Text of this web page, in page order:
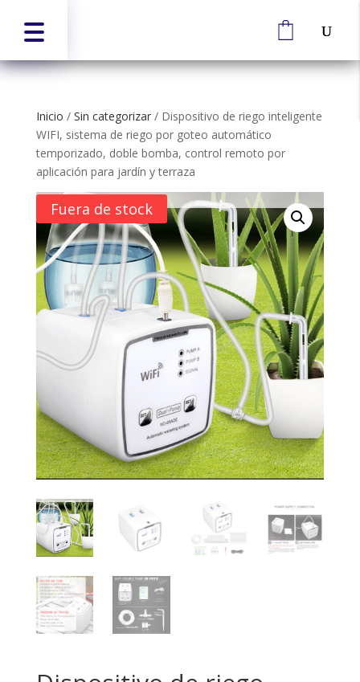
Inicio / Sin categorizar/ Dispositivo de riego inteligente
WIFI, sistema de riego por goteo automático
temporizado, doble bomba, control remoto por
aplicación para jardín y terraza
Fuera de stock